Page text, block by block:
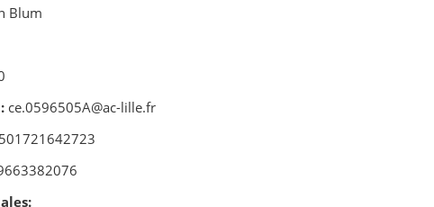
Blum
ce.0596505A@ac-lille.fr